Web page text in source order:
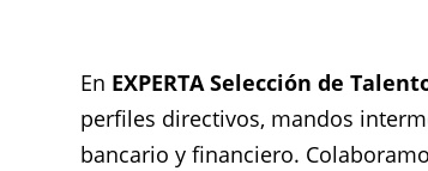
En EXPERTA Selección de
perfiles directivos, mandos
bancario y financiero.